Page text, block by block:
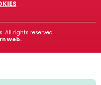
All rights reserved
Web.